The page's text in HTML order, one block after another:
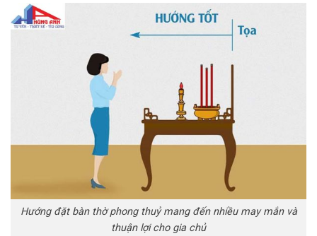
Hướng đặt bàn thờ phong thuỷ mang đến nhiều may mắn và
thuận lợi cho gia chủ